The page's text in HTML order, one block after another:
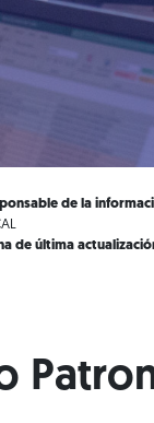
de la
de última